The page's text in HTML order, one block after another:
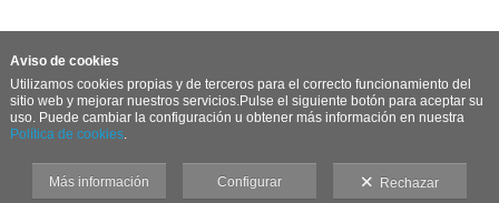
Aviso de cookies
Utilizamos cookies propias y de terceros para el correcto funcionamiento del
sitio web y mejorar nuestros servicios.Pulse el siguiente botón para aceptar su
uso. Puede cambiar la configuración u obtener más información en nuestra
Política de cookies.
Más información Configurar Rechazar